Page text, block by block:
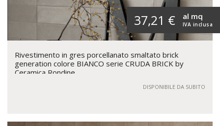
37,21 € IVA inclusa
al mq
Rivestimento in gres porcellanato smaltato brick
generation colore BIANCO serie CRUDA BRICK by
Ceramica Rondine
DISPONIBILE DA SUBITO